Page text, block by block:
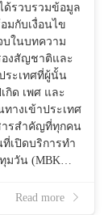
ด้รวบรวมข้อมูล
มกับเงื่อนไข
บในบทความ
องสัญชาติและ
ระเทศที่ผู้นั้น
กิด เพศ และ
ทางเข้าประเทศ
ารสำคัญที่ทุกคน
เปิดบริการทำ
มวัน (MBK…
Read more